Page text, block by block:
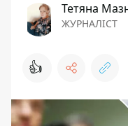
Тетяна
ЖУРНАЛІСТ
👍